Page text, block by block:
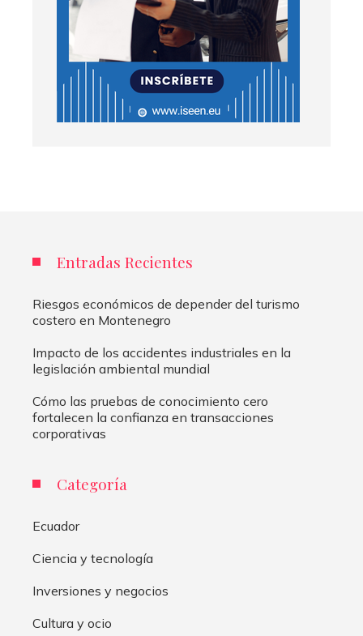
Entradas Recientes
Riesgos económicos de depender del turismo
costero en Montenegro
Impacto de los accidentes industriales en la
legislación ambiental mundial
Cómo las pruebas de conocimiento cero
fortalecen la confianza en transacciones
corporativas
Categoría
Ecuador
Ciencia y tecnología
Inversiones y negocios
Cultura y ocio